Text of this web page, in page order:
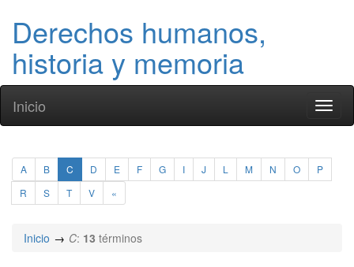
Derechos humanos,
historia y memoria
Inicio
A B C D E F G I J L M N O
P
R
S T V «
Inicio C: 13 términos